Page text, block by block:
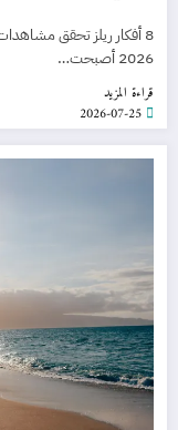
8 أفكار ريلز تحقق
2026 أصبحت…
قراءة المزيد
2026-07-25